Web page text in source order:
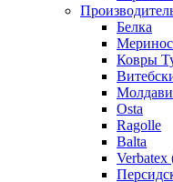
Белка
Ковры
Osta
Ragolle
Balta
Verbatex